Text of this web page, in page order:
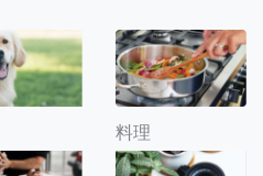
料理